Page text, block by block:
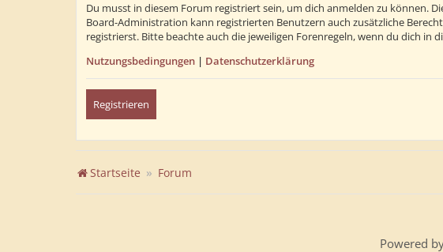
Du musst in diesem Forum registriert sein, um dich anmelden zu können.
Board-Administration kann registrierten Benutzern auch zusätzliche
registrierst. Bitte beachte auch die jeweiligen Forenregeln, wenn du dich in
Nutzungsbedingungen | Datenschutzerklärung
Registrieren
Startseite Forum
Powered